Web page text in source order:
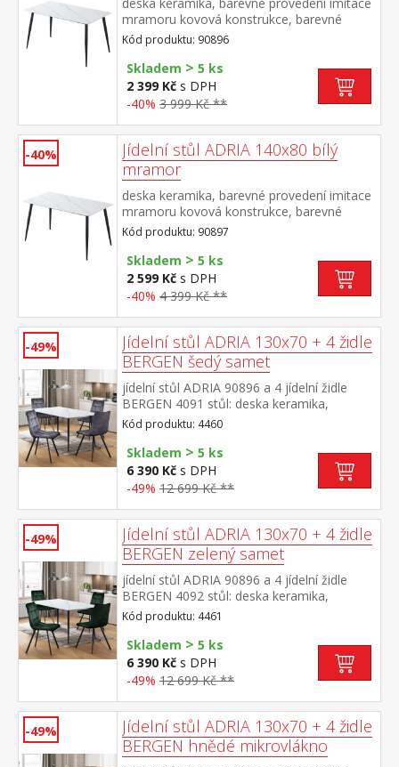
mramoru kovová konstrukce, barevné
provedení černá
Kód produktu: 90896
Skladem > 5 ks
2 399 Kč s DPH
-40% 3 999 Kč **
-40%
Jídelní stůl ADRIA 140x80 bílý
mramor
deska keramika, barevné provedení imitace
mramoru kovová konstrukce, barevné
provedení černá
Kód produktu: 90897
Skladem > 5 ks
2 599 Kč s DPH
-40% 4 399 Kč **
-49%
Jídelní stůl ADRIA 130x70 + 4 židle
BERGEN šedý samet
jídelní stůl ADRIA 90896 a 4 jídelní židle
BERGEN 4091 stůl: deska keramika,
barevné provedení imitace
mramoru kovová konstrukce, barevné
provedení černá židle: sametový potah,
barevné provedení šedá kovová konstrukce,
barevné provedení černá výška sedu židle
cm rozměr židle (š/h/v) 45 × 53 × 88 cm
Kód produktu: 4460
Skladem > 5 ks
6 390 Kč s DPH
-49% 12 699 Kč **
-49%
Jídelní stůl ADRIA 130x70 + 4 židle
BERGEN zelený samet
jídelní stůl ADRIA 90896 a 4 jídelní židle
BERGEN 4092 stůl: deska keramika,
barevné provedení imitace
mramoru kovová konstrukce, barevné
provedení černá židle: sametový potah,
barevné provedení zelená kovová
konstrukce, barevné provedení černá výška
70 × 75 cm rozměr židle (š/h/v) 45 × 53 × 88
cm
Kód produktu: 4461
Skladem > 5 ks
6 390 Kč s DPH
-49% 12 699 Kč **
-49%
Jídelní stůl ADRIA 130x70 + 4 židle
BERGEN hnědé mikrovlákno